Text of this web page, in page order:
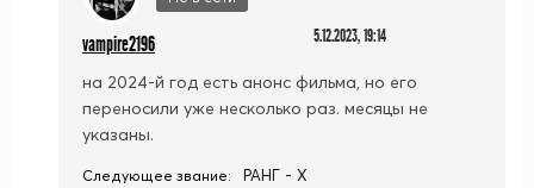
vampire2196 5.12.2023, 19:14
на 2024-й год есть анонс фильма, но его
переносили уже несколько раз. месяцы не
указаны.
Следующее звание: РАНГ - X